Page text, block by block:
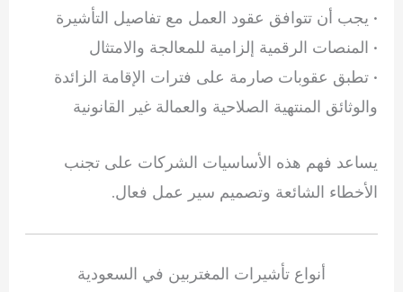
• يجب أن تتوافق عقود العمل مع تفاصيل التأشيرة
• المنصات الرقمية إلزامية للمعالجة والامتثال
• تطبق عقوبات صارمة على فترات الإقامة الزائدة
والوثائق المنتهية الصلاحية والعمالة غير القانونية
يساعد فهم هذه الأساسيات الشركات على تجنب
الأخطاء الشائعة وتصميم سير عمل فعال.
أنواع تأشيرات المغتربين في السعودية